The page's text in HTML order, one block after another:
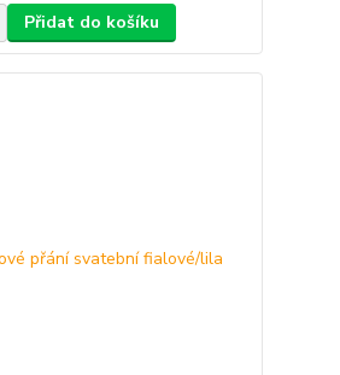
Přidat do košíku